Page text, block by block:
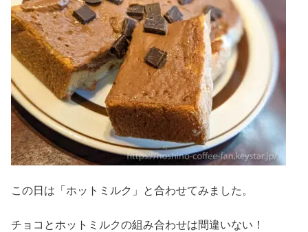
この日は「ホットミルク」と合わせてみました。
チョコとホットミルクの組み合わせは間違いない！